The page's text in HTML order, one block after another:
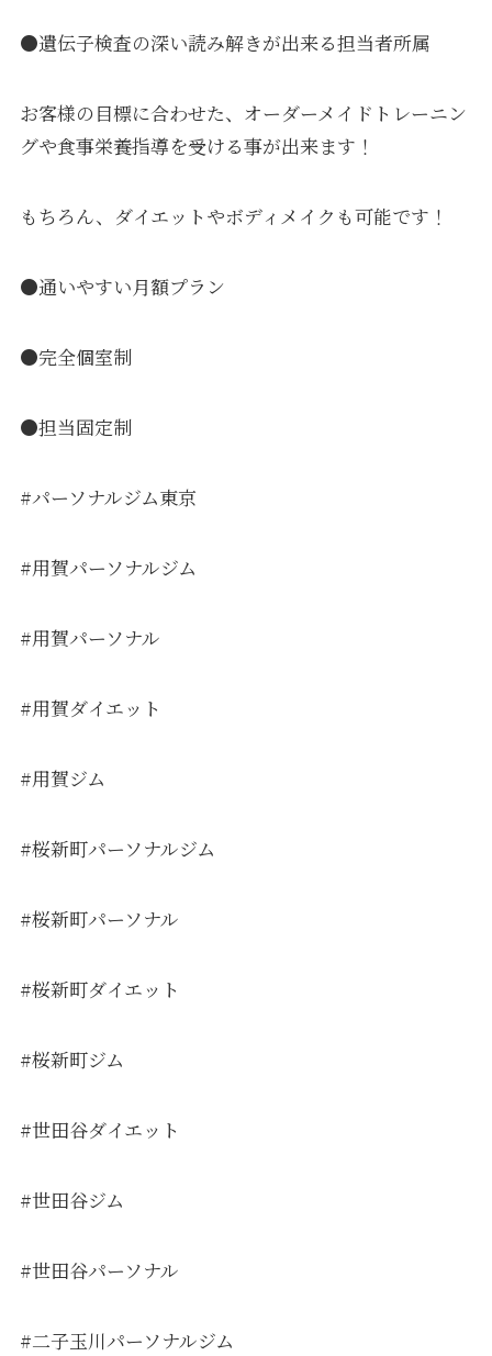
●遺伝子検査の深い読み解きが出来る担当者所属
お客様の目標に合わせた、オーダーメイドトレーニン
グや食事栄養指導を受ける事が出来ます！
もちろん、ダイエットやボディメイクも可能です！
●通いやすい月額プラン
●完全個室制
●担当固定制
#パーソナルジム東京
#用賀パーソナルジム
#用賀パーソナル
#用賀ダイエット
#用賀ジム
#桜新町パーソナルジム
#桜新町パーソナル
#桜新町ダイエット
#桜新町ジム
#世田谷ダイエット
#世田谷ジム
#世田谷パーソナル
#二子玉川パーソナルジム